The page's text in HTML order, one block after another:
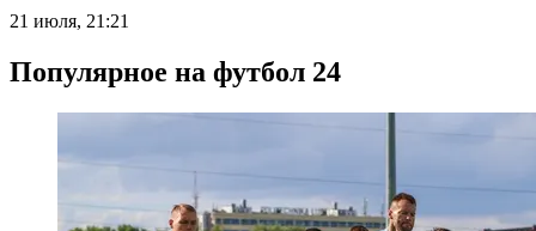
21 июля, 21:21
Популярное на футбол 24